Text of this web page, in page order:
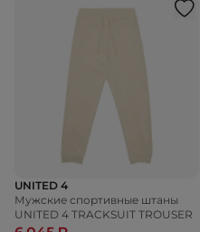
UNITED 4
Мужские спортивные штаны
UNITED 4 TRACKSUIT TROUSER